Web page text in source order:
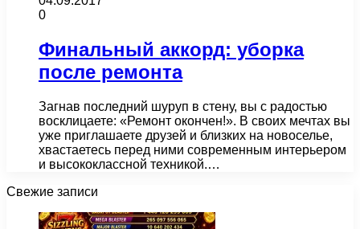
0
Финальный аккорд: уборка
после ремонта
Загнав последний шуруп в стену, вы с радостью
восклицаете: «Ремонт окончен!». В своих мечтах вы
уже приглашаете друзей и близких на новоселье,
хвастаетесь перед ними современным интерьером
и высококлассной техникой.…
Свежие записи